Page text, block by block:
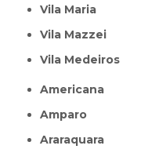
Vila Maria
Vila Mazzei
Vila Medeiros
Americana
Amparo
Araraquara